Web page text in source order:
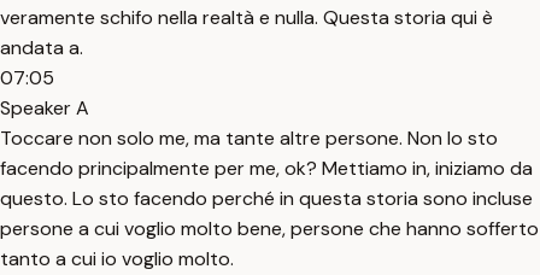
veramente schifo nella realtà e nulla. Questa storia qui è
andata a.
07:05
Speaker A
Toccare non solo me, ma tante altre persone. Non lo sto
facendo principalmente per me, ok? Mettiamo in, iniziamo da
questo. Lo sto facendo perché in questa storia sono incluse
persone a cui voglio molto bene, persone che hanno sofferto
tanto a cui io voglio molto.